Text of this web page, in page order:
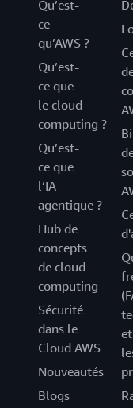
Qu’est-
ce
qu’AWS ?
Qu’est-
ce que
le cloud
computing ?
Qu’est-
ce que
l’IA
agentique ?
Hub de
concepts
de cloud
computing
Sécurité
dans le
Cloud AWS
Nouveautés
Blogs